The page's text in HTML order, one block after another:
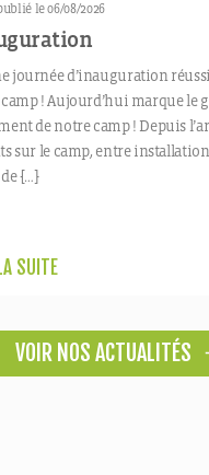
le 06/08/2026
journée d’inauguration
! Aujourd’hui marque le
de notre camp ! Depuis
sur le camp, entre
[…]
SUITE
VOIR NOS ACTUALITÉS